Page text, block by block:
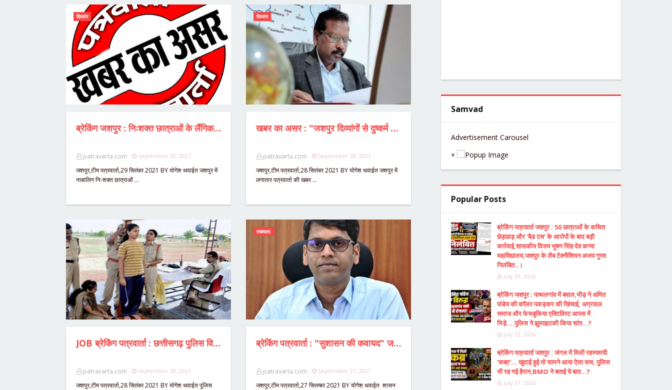
दिव्यांग
ब्रेकिंग जशपुर : निःशक्त छात्राओं के लैंगिक शोषण मामले में कूटरचना आई सामने,सहायक परियोजना समन्यवक निलंबित, संयुक्त संचालक की कार्यवाही,DMC की अनुपस्थिति में प्रशासनिक प्रभार में थे APC,SP विजय अग्रवाल ने कही ये बात.....?
patravarta.com September 30, 2021
जशपुर,टीम पत्रवार्ता,29 सितंबर 2021 BY योगेश थवाईत जशपुर में
नाबालिग निःशक्त छात्राओं …
दिव्यांग
खबर का असर : "जशपुर दिव्यांगों से दुष्कर्म मामले में DMC सस्पेंड,यौन उत्पीड़न के गंभीर मामले को छुपाना बड़ा अपराध,राजीव गांधी शिक्षा मिशन के जिला परियोजना समन्यवक पर दर्ज होगी FIR...? IG सरगुजा ने दिए जांच के निर्देश....पत्रवार्ता के खुलासे के बाद जिला प्रशासन ने कराई थी मामले की जांच,2 दिनों तक अधिकारी ने अपराध पर की थी पर्दा डालने की कोशिश.....
patravarta.com September 28, 2021
जशपुर,टीम पत्रवार्ता,28 सितंबर 2021 BY योगेश थवाईत जशपुर में
लगातार पत्रवार्ता की खबर …
JOB ब्रेकिंग पत्रवार्ता : छत्तीसगढ़ पुलिस विभाग में 975 पदों पर होगी भर्ती,अभ्यर्थियों को कराया जाएगा अभ्यास,रक्षित केंद्र जशपुर में कराएं नामांकन,ऑनलाइन आवेदन के लिए देखें पुरी खबर.....
patravarta.com September 28, 2021
जशपुर,टीम पत्रवार्ता,28 सितंबर 2021 BY योगेश थवाईत पुलिस
तबादला.
ब्रेकिंग पत्रवार्ता : "सुशासन की कवायद" जशपुर में IAS कलेक्टर की तैनाती,बदले गए प्रदेश के चार कलेक्टर, राजेंद्र कटारा होंगे बीजापुर कलेक्टर,दिव्यांगों से दुष्कर्म मामले में तेज हुई राजनीति,DMC पर कार्यवाही से पहले बदले गए जशपुर कलेक्टर
patravarta.com September 27, 2021
जशपुर,टीम पत्रवार्ता,27 सितम्बर 2021 BY योगेश थवाईत शासन
Samvad
Advertisement Carousel
×
Popular Posts
ब्रेकिंग पत्रवार्ता जशपुर : 50 छात्राओं के कथित
छेड़छाड़ और 'बैड टच' के आरोपों के बाद बड़ी
कार्रवाई,शासकीय विजय भूषण सिंह देव कन्या
महाविद्यालय,जशपुर के लैब टेक्नीशियन अजय गुप्ता
निलंबित..।
July 29, 2026
ब्रेकिंग जशपुर : पत्थलगांव में बवाल,भीड़ ने अमित
पांडेय की कॉलर पकड़कर की खिंचाई, अग्रवाल
समाज और फेसबुकिया एक्टिविस्ट आपस में
भिड़े....पुलिस ने झूमाझटकी किया शांत...?
July 12, 2026
ब्रेकिंग पत्रवार्ता जशपुर : जंगल में मिली रहस्यमयी
'कब्र'... खुदाई हुई तो सामने आया ऐसा सच, पुलिस
भी रह गई हैरान,BMO ने बताई ये बात...?
July 31, 2026